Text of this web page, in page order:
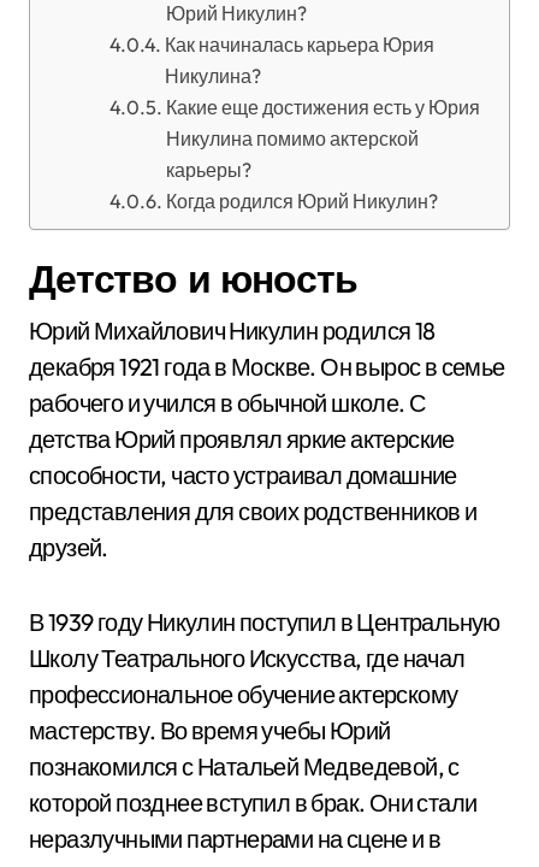
Юрий Никулин?
Как начиналась карьера Юрия
Никулина?
Какие еще достижения есть у Юрия
Никулина помимо актерской
карьеры?
Когда родился Юрий Никулин?
Детство и юность
Юрий Михайлович Никулин родился 18
декабря 1921 года в Москве. Он вырос в семье
рабочего и учился в обычной школе. С
детства Юрий проявлял яркие актерские
способности, часто устраивал домашние
представления для своих родственников и
друзей.
В 1939 году Никулин поступил в Центральную
Школу Театрального Искусства, где начал
профессиональное обучение актерскому
мастерству. Во время учебы Юрий
познакомился с Натальей Медведевой, с
которой позднее вступил в брак. Они стали
неразлучными партнерами на сцене и в